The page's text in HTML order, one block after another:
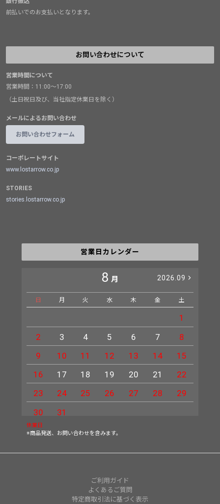
前払いでのお支払いとなります。
お問い合わせについて
営業時間について
営業時間：11:00～17:00
（土日祝日及び、当社指定休業日を除く）
メールによるお問い合わせ
お問い合わせフォーム
コーポレートサイト
www.lostarrow.co.jp
STORIES
stories.lostarrow.co.jp
営業日カレンダー
8 月 2026.09
日 月 火 水 木 金 土
1
2
3 4 5 6 7
8
9
10 11 12 13 14
15
16
17 18 19 20 21
22
23
24 25 26 27 28
29
30
31
休業日
※商品発送、お問い合わせを含みます。
ご利用ガイド
よくあるご質問
特定商取引法に基づく表示